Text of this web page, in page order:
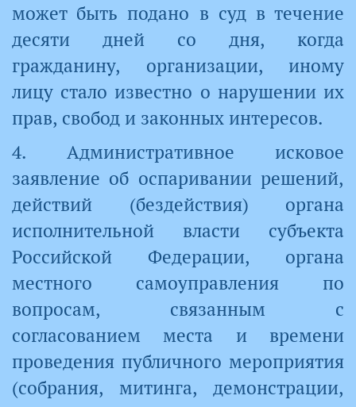
может быть подано в суд в течение
десяти дней со дня, когда
гражданину, организации, иному
лицу стало известно о нарушении их
прав, свобод и законных интересов.
4. Административное исковое
заявление об оспаривании решений,
действий (бездействия) органа
исполнительной власти субъекта
Российской Федерации, органа
местного самоуправления по
вопросам, связанным с
согласованием места и времени
проведения публичного мероприятия
(собрания, митинга, демонстрации,